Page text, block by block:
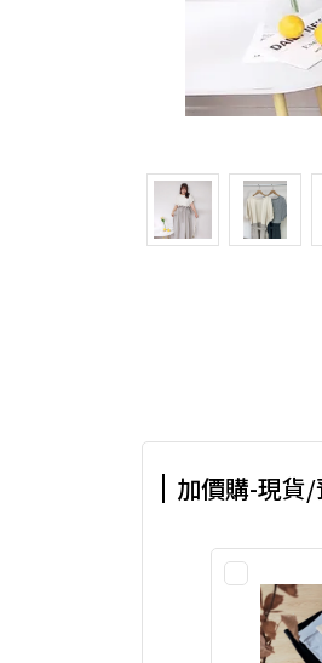
加價購-現貨